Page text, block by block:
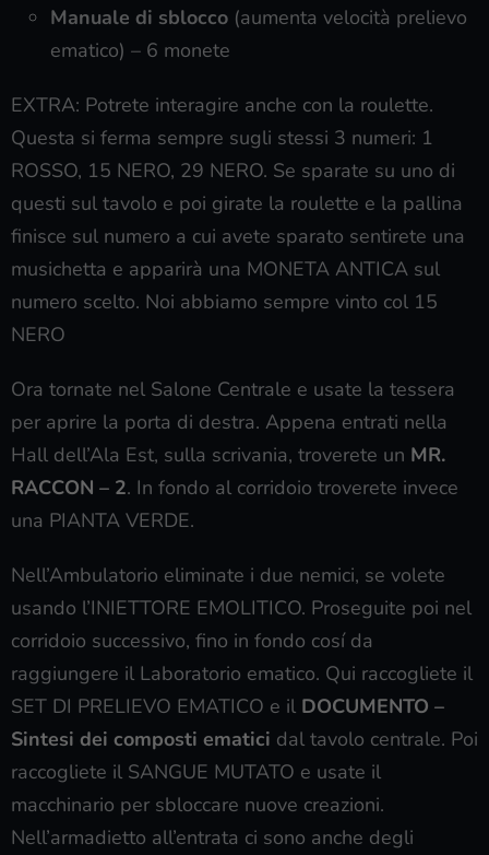
Manuale di sblocco (aumenta velocità prelievo
ematico) – 6 monete
EXTRA: Potrete interagire anche con la roulette.
Questa si ferma sempre sugli stessi 3 numeri: 1
ROSSO, 15 NERO, 29 NERO. Se sparate su uno di
questi sul tavolo e poi girate la roulette e la pallina
finisce sul numero a cui avete sparato sentirete una
musichetta e apparirà una MONETA ANTICA sul
numero scelto. Noi abbiamo sempre vinto col 15
NERO
Ora tornate nel Salone Centrale e usate la tessera
per aprire la porta di destra. Appena entrati nella
Hall dell’Ala Est, sulla scrivania, troverete un MR.
RACCON – 2. In fondo al corridoio troverete invece
una PIANTA VERDE.
Nell’Ambulatorio eliminate i due nemici, se volete
usando l’INIETTORE EMOLITICO. Proseguite poi nel
corridoio successivo, fino in fondo cosí da
raggiungere il Laboratorio ematico. Qui raccogliete il
SET DI PRELIEVO EMATICO e il DOCUMENTO –
Sintesi dei composti ematici dal tavolo centrale. Poi
raccogliete il SANGUE MUTATO e usate il
macchinario per sbloccare nuove creazioni.
Nell’armadietto all’entrata ci sono anche degli